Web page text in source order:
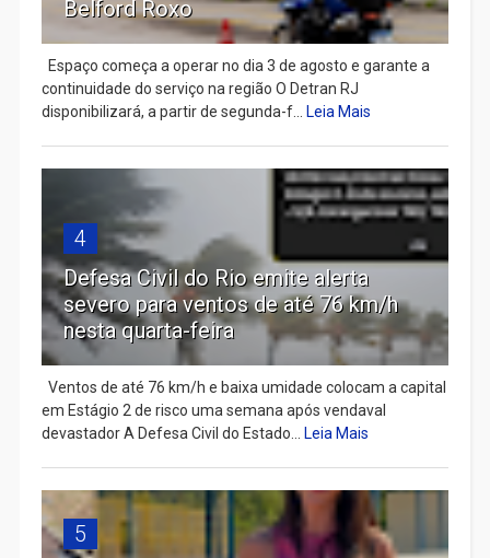
Belford Roxo
Espaço começa a operar no dia 3 de agosto e garante a
continuidade do serviço na região O Detran RJ
disponibilizará, a partir de segunda-f...
Leia Mais
4
Defesa Civil do Rio emite alerta
severo para ventos de até 76 km/h
nesta quarta-feira
Ventos de até 76 km/h e baixa umidade colocam a capital
em Estágio 2 de risco uma semana após vendaval
devastador A Defesa Civil do Estado...
Leia Mais
5